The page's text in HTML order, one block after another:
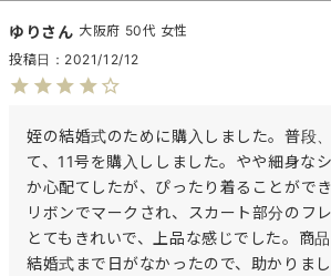
ゆり 大阪府 50代 女性
投稿日
2021/12/12
姪の結婚式のために購入しました。普段
て、11号を購入ししました。やや細身な
か心配てしたが、ぴったり着ることがで
リボンでマークされ、スカート部分のフ
とてもきれいで、上品な感じでした。商
結婚式まで日がなかったので、助かりま